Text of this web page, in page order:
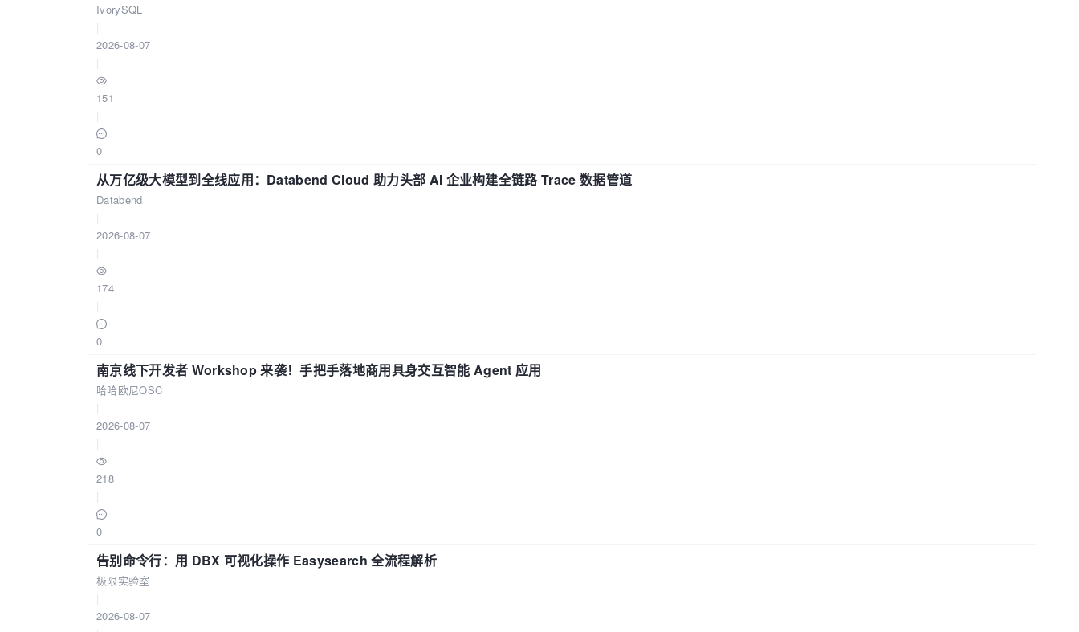
IvorySQL
2026-08-07
151
0
从万亿级大模型到全线应用：Databend Cloud 助力头部 AI 企业构建全链路 Trace 数据管道
Databend
2026-08-07
174
0
南京线下开发者 Workshop 来袭！手把手落地商用具身交互智能 Agent 应用
哈哈欧尼OSC
2026-08-07
218
0
告别命令行：用 DBX 可视化操作 Easysearch 全流程解析
极限实验室
2026-08-07